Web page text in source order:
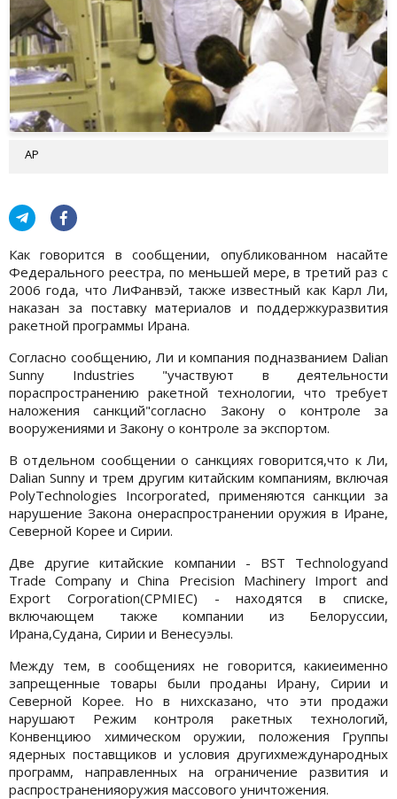
AP
Как говорится в сообщении, опубликованном насайте
Федерального реестра, по меньшей мере, в третий раз с
2006 года, что ЛиФанвэй, также известный как Карл Ли,
наказан за поставку материалов и поддержкуразвития
ракетной программы Ирана.
Согласно сообщению, Ли и компания подназванием Dalian
Sunny Industries "участвуют в деятельности
пораспространению ракетной технологии, что требует
наложения санкций"согласно Закону о контроле за
вооружениями и Закону о контроле за экспортом.
В отдельном сообщении о санкциях говорится,что к Ли,
Dalian Sunny и трем другим китайским компаниям, включая
PolyTechnologies Incorporated, применяются санкции за
нарушение Закона онераспространении оружия в Иране,
Северной Корее и Сирии.
Две другие китайские компании - BST Technologyand
Trade Company и China Precision Machinery Import and
Export Corporation(CPMIEC) - находятся в списке,
включающем также компании из Белоруссии,
Ирана,Судана, Сирии и Венесуэлы.
Между тем, в сообщениях не говорится, какиеименно
запрещенные товары были проданы Ирану, Сирии и
Северной Корее. Но в нихсказано, что эти продажи
нарушают Режим контроля ракетных технологий,
Конвенциюо химическом оружии, положения Группы
ядерных поставщиков и условия другихмеждународных
программ, направленных на ограничение развития и
распространенияоружия массового уничтожения.